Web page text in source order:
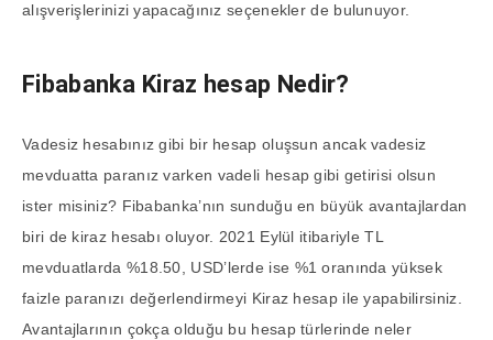
alışverişlerinizi yapacağınız seçenekler de bulunuyor.
Fibabanka Kiraz hesap Nedir?
Vadesiz hesabınız gibi bir hesap oluşsun ancak vadesiz
mevduatta paranız varken vadeli hesap gibi getirisi olsun
ister misiniz? Fibabanka’nın sunduğu en büyük avantajlardan
biri de kiraz hesabı oluyor. 2021 Eylül itibariyle TL
mevduatlarda %18.50, USD’lerde ise %1 oranında yüksek
faizle paranızı değerlendirmeyi Kiraz hesap ile yapabilirsiniz.
Avantajlarının çokça olduğu bu hesap türlerinde neler